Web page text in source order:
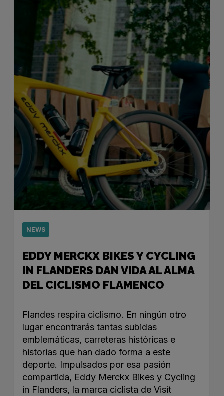
NEWS
EDDY MERCKX BIKES Y CYCLING
IN FLANDERS DAN VIDA AL ALMA
DEL CICLISMO FLAMENCO
Flandes respira ciclismo. En ningún otro
lugar encontrarás tantas subidas
emblemáticas, carreteras históricas e
historias que han dado forma a este
deporte. Impulsados por esa pasión
compartida, Eddy Merckx Bikes y Cycling
in Flanders, la marca ciclista de Visit